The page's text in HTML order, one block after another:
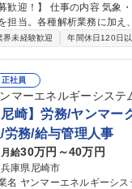
象・大気および海岸・河川・港湾分野におけるシミュレーション解析や数値データ解
担当。各種解析業務に加え
■気象・大気関連のシミュレーションおよび数値データ解析業務 ■海岸・河川・港湾分野における
ミック・ポスドクの方の応
界未経験歓迎 年間休日120日
正社員
マーエネルギーシステ
尼崎】労務/ヤンマ
労務/給与管理人事
月給30万円～40万円
兵庫県尼崎市
ンマーエネルギーシステム株式会社 求人名 【尼崎】労務/ヤンマー